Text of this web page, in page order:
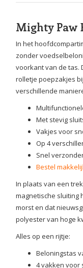
Mighty Paw
In het
zonder
voorkant van de tas.
rolletje poepzakjes
verschillende
Met stevig
Vakjes voor
Op 4
Snel
Bestel
In plaats van een
magnetische sluiting
morst en dat
polyester van hoge
Alles op een rijtje:
Beloningstas
4 vakken voor